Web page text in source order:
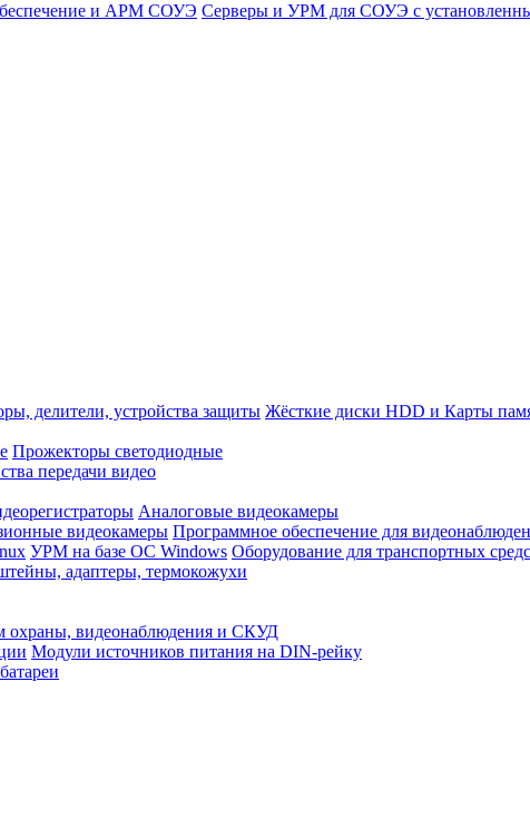
и АРМ СОУЭ Серверы и УРМ для СОУЭ с
делители, устройства защиты Жёсткие диски HDD и Карты
Прожекторы светодиодные
передачи видео
Аналоговые видеокамеры
видеокамеры Программное обеспечение для
УРМ на базе ОС Windows Оборудование для транспортных
адаптеры, термокожухи
охраны, видеонаблюдения и СКУД
Модули источников питания на DIN-рейку